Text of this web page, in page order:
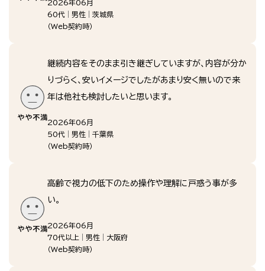
2026年06月
60代
男性
茨城県
（Web契約時）
継続内容をそのまま引き継ぎしていますが、内容が分か
りづらく、安いイメージでしたがあまり安く無いので来
年は他社も検討したいと思います。
2026年06月
50代
男性
千葉県
（Web契約時）
高齢で視力の低下のため操作や理解に戸惑う事が多
い。
2026年06月
70代以上
男性
大阪府
（Web契約時）